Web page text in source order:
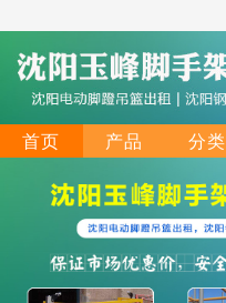
首页 产品 分类